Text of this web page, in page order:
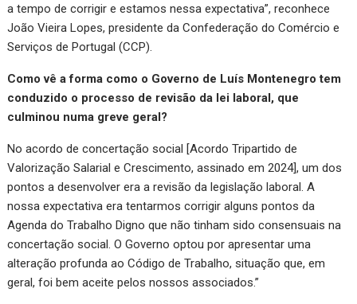
a tempo de corrigir e estamos nessa expectativa”, reconhece
João Vieira Lopes, presidente da Confederação do Comércio e
Serviços de Portugal (CCP).
Como vê a forma como o Governo de Luís Montenegro tem
conduzido o processo de revisão da lei laboral, que
culminou numa greve geral?
No acordo de concertação social [Acordo Tripartido de
Valorização Salarial e Crescimento, assinado em 2024], um dos
pontos a desenvolver era a revisão da legislação laboral. A
nossa expectativa era tentarmos corrigir alguns pontos da
Agenda do Trabalho Digno que não tinham sido consensuais na
concertação social. O Governo optou por apresentar uma
alteração profunda ao Código de Trabalho, situação que, em
geral, foi bem aceite pelos nossos associados.”